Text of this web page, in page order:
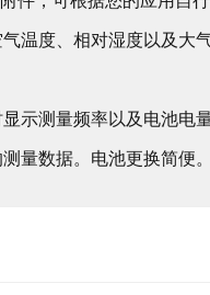
温度、相对湿度以及大气
示测量频率以及电池电
量数据。电池更换简便。